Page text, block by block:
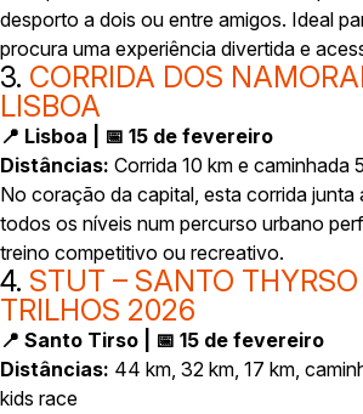
desporto a dois ou entre amigos. Ideal
procura uma experiência divertida e
3. CORRIDA DOS
LISBOA
📍 Lisboa | 📅 15 de fevereiro
Distâncias: Corrida 10 km e caminhada
No coração da capital, esta corrida junta
todos os níveis num percurso urbano
treino competitivo ou recreativo.
4. STUT – SANTO
TRILHOS 2026
📍 Santo Tirso | 📅 15 de fevereiro
Distâncias: 44 km, 32 km, 17 km,
kids race